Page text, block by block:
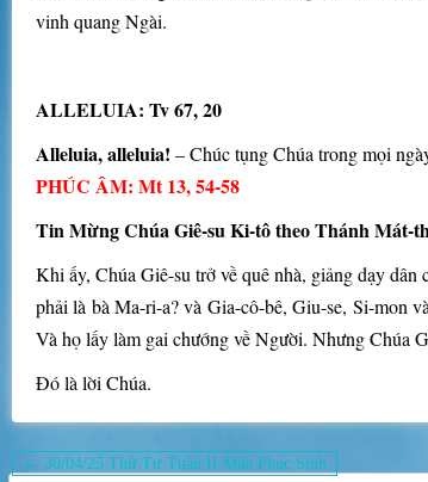
vinh quang Ngài.
ALLELUIA: Tv 67, 20
Alleluia, alleluia! – Chúc tụng Chúa trong mọi
PHÚC ÂM: Mt 13, 54-58
Tin Mừng Chúa Giê-su Ki-tô theo Thánh Mát-
Khi ấy, Chúa Giê-su trở về quê nhà, giảng dạy
phải là bà Ma-ri-a? và Gia-cô-bê, Giu-se, Si-mon
Và họ lấy làm gai chướng về Người. Nhưng Chúa
Ðó là lời Chúa.
Điều
← 30/04/25 Thứ Tư Tuần II Mùa Phục Sinh